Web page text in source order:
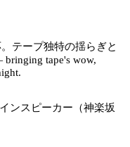
テープ独特の揺らぎと
tape's wow,